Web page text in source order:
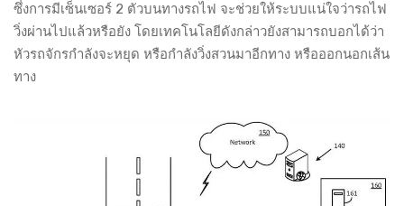
ซึ่งการมีเซ็นเซอร์ 2 ตัวบนทางรถไฟ จะช่วยให้ระบบแน่ใจว่ารถไฟ
วิ่งผ่านไปแล้วหรือยัง โดยเทคโนโลยีดังกล่าวยังสามารถบอกได้ว่า
หัวรถจักรกำลังจะหยุด หรือกำลังวิ่งสวนมาอีกทาง หรือออกนอกเส้น
ทาง